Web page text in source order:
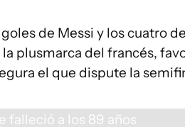
de Messi y los cuatro
la plusmarca del francés,
el que dispute la